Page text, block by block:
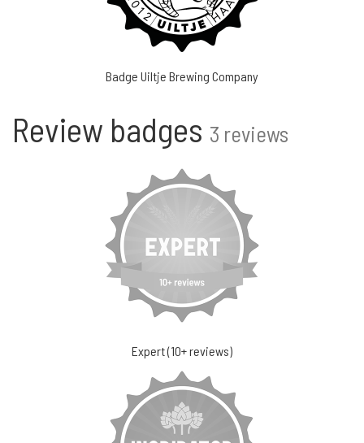
Badge Uiltje Brewing Company
Review badges 3 reviews
Expert (10+ reviews)